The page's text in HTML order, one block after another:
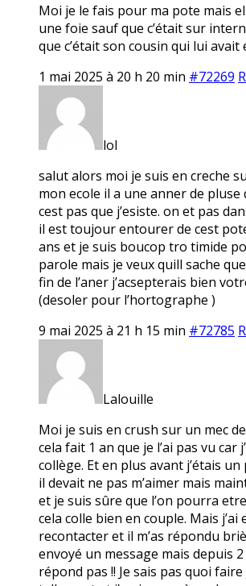
Moi je le fais pour ma pote mais
une foie sauf que c’était sur
que c’était son cousin qui lui avait
1 mai 2025 à 20 h 20 min #72269
lol
salut alors moi je suis en creche
mon ecole il a une anner de pluse
cest pas que j’esiste. on et pas
il est toujour entourer de cest
ans et je suis boucop tro timide
parole mais je veux quill sache
fin de l’aner j’acsepterais bien
(desoler pour l’hortographe )
9 mai 2025 à 21 h 15 min #72785
Lalouille
Moi je suis en crush sur un mec
cela fait 1 an que je l’ai pas vu car
collège. Et en plus avant j’étais
il devait ne pas m’aimer mais
et je suis sûre que l’on pourra
cela colle bien en couple. Mais j’ai
recontacter et il m’as répondu
envoyé un message mais depuis
répond pas !! Je sais pas quoi faire